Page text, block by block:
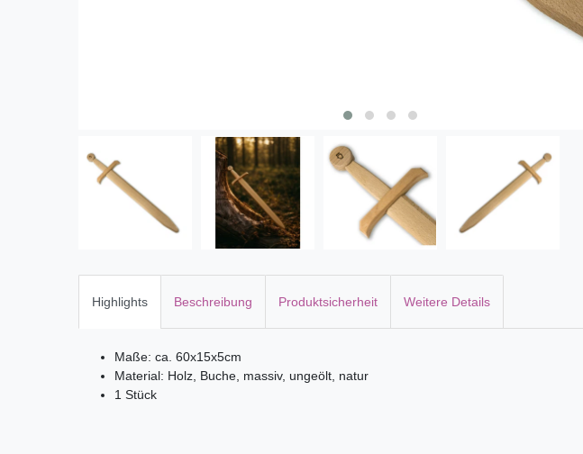
Highlights Beschreibung Produktsicherheit Weitere Details
Maße: ca. 60x15x5cm
Material: Holz, Buche, massiv, ungeölt, natur
1 Stück